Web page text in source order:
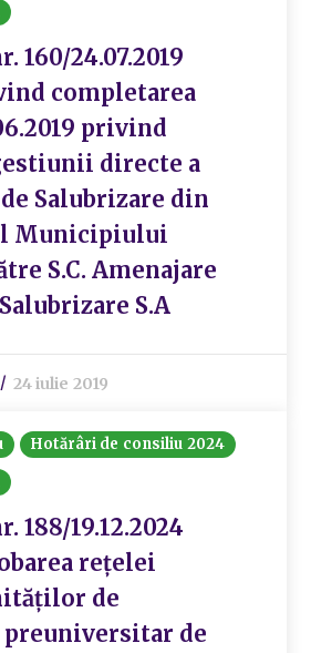
160/24.07.2019
completarea
privind
directe a
Salubrizare din
Municipiului
S.C. Amenajare
S.A
24 iulie 2019
Hotărâri de consiliu 2024
188/19.12.2024
reţelei
de
de